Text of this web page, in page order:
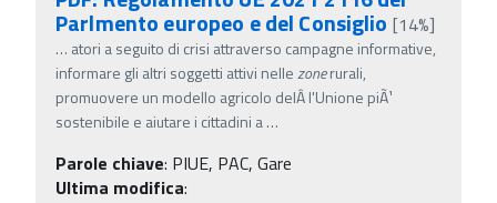
Parlmento europeo e del Consiglio [14%]
… atori a seguito di crisi attraverso campagne informative,
informare gli altri soggetti attivi nellezonerurali,
promuovere un modello agricolo delÂ­ l'Unione piÃ¹
sostenibile e aiutare i cittadini a…
Parole chiave: PIUE, PAC, Gare
Ultima modifica: